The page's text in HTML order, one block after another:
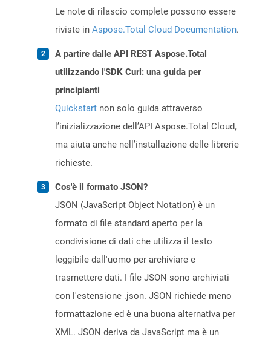
Le note di rilascio complete possono essere
riviste in Aspose.Total Cloud Documentation.
A partire dalle API REST Aspose.Total
utilizzando l'SDK Curl: una guida per
principianti
Quickstart non solo guida attraverso
l’inizializzazione dell’API Aspose.Total Cloud,
ma aiuta anche nell’installazione delle librerie
richieste.
Cos'è il formato JSON?
JSON (JavaScript Object Notation) è un
formato di file standard aperto per la
condivisione di dati che utilizza il testo
leggibile dall'uomo per archiviare e
trasmettere dati. I file JSON sono archiviati
con l'estensione .json. JSON richiede meno
formattazione ed è una buona alternativa per
XML. JSON deriva da JavaScript ma è un